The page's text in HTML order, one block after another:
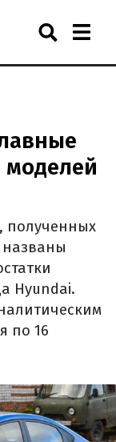
полученных
Hyundai.
по 16